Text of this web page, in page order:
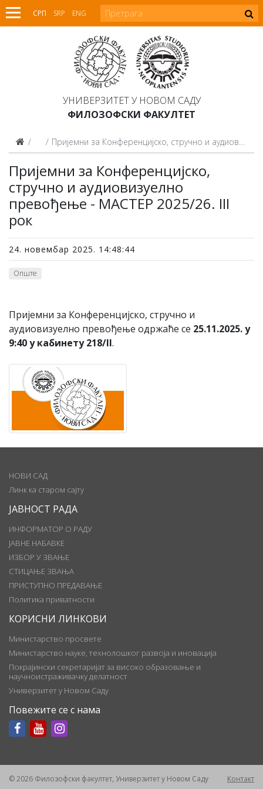
СРП SRP ENG
УНИВЕРЗИТЕТ У НОВОМ САДУ
ФИЛОЗОФСКИ ФАКУЛТЕТ
ВестиПријемни за Конференцијско, стручно и аудиовизуелно превођење - МАСТЕР 2025/26. III рок
Пријемни за Конференцијско,
стручно и аудиовизуелно
превођење - МАСТЕР 2025/26. III
рок
24. новембар 2025. 14:48:44
Опште
Пријемни за Конференцијско, стручно и
аудиовизуелно превођење одржаће се 25.11.2025. у
9:40 у кабинету 218/II.
НОВИ САД
Линк ка старом сајту
ЈАВНОСТ РАДА
ИНФОРМАТОР О РАДУ
ЈАВНЕ НАБАВКЕ
ИЗБОР У ЗВАЊЕ
СТИЦАЊЕ ЗВАЊА
ПРИСТУПНО ПРЕДАВАЊЕ
Политика приватности
КОРИСНИ ЛИНКОВИ
Министарство просвете
Министарство науке, технолошког развоја и иновација
Покрајински секретаријат за високо образовање и
научноистраживачку делатност
Универзитет у Новом Саду
Повежите се с нама
© 2026 Филозофски факултет, Универзитет у Новом Саду Контакт